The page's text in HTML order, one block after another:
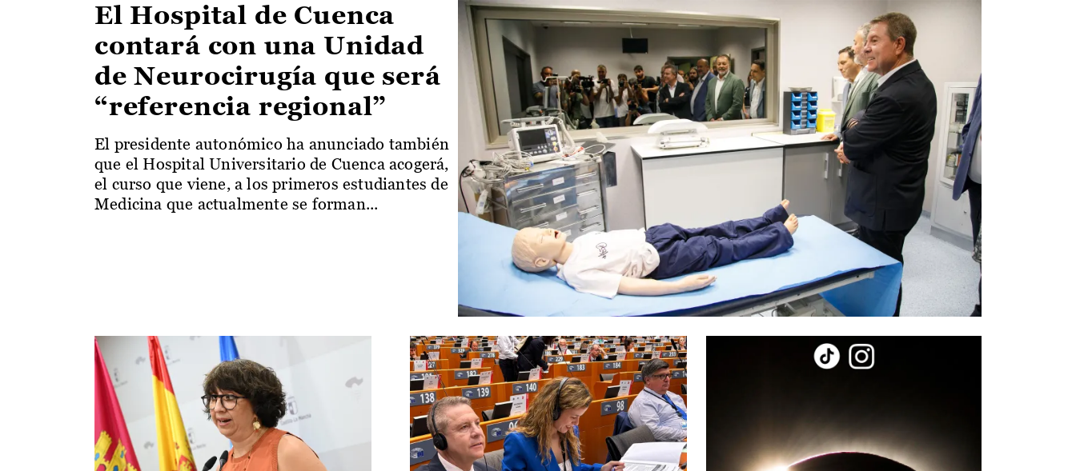
El Hospital de Cuenca
contará con una Unidad
de Neurocirugía que será
“referencia regional”
El presidente autonómico ha anunciado también
que el Hospital Universitario de Cuenca acogerá,
el curso que viene, a los primeros estudiantes de
Medicina que actualmente se forman...